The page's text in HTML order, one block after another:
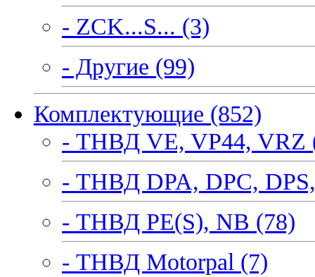
- ZCK...S... (3)
- Другие (99)
Комплектующие (852)
- ТНВД VE, VP44, VRZ
- ТНВД DPA, DPC,
- ТНВД PE(S), NB (78)
- ТНВД Motorpal (7)